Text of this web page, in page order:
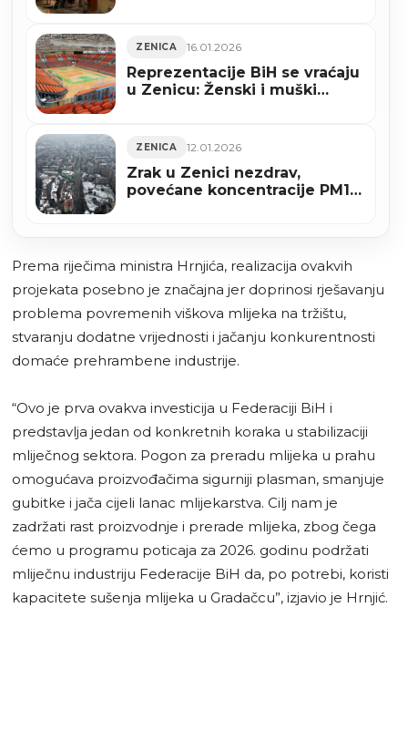
ZENICA 16.01.2026
Reprezentacije BiH se vraćaju
u Zenicu: Ženski i muški
ZENICA 12.01.2026
Zrak u Zenici nezdrav,
povećane koncentracije PM10
Prema riječima ministra Hrnjića, realizacija ovakvih
projekata posebno je značajna jer doprinosi rješavanju
problema povremenih viškova mlijeka na tržištu,
stvaranju dodatne vrijednosti i jačanju konkurentnosti
domaće prehrambene industrije.
“Ovo je prva ovakva investicija u Federaciji BiH i
predstavlja jedan od konkretnih koraka u stabilizaciji
mliječnog sektora. Pogon za preradu mlijeka u prahu
omogućava proizvođačima sigurniji plasman, smanjuje
gubitke i jača cijeli lanac mlijekarstva. Cilj nam je
zadržati rast proizvodnje i prerade mlijeka, zbog čega
ćemo u programu poticaja za 2026. godinu podržati
mliječnu industriju Federacije BiH da, po potrebi, koristi
kapacitete sušenja mlijeka u Gradačcu”, izjavio je Hrnjić.